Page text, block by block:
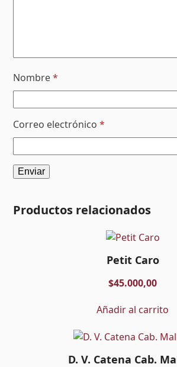
Nombre*
Correo electrónico*
Productos relacionados
Petit Caro
$45.000,00
Añadir al carrito
D. V. Catena Cab.